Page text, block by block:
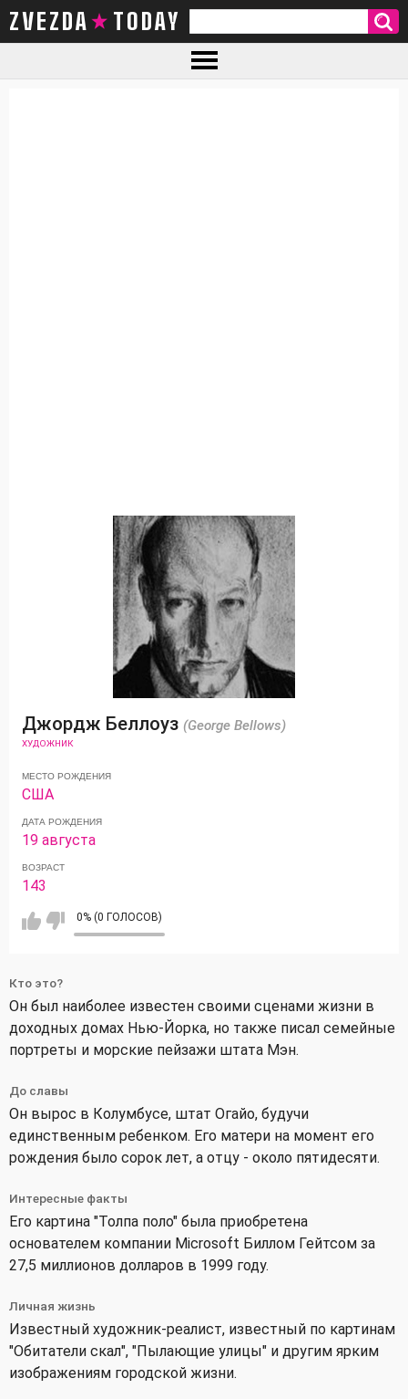
ZVEZDA TODAY
Джордж Беллоуз (George Bellows)
ХУДОЖНИК
МЕСТО РОЖДЕНИЯ
США
ДАТА РОЖДЕНИЯ
19 августа
ВОЗРАСТ
143
0% (0 ГОЛОСОВ)
Кто это?
Он был наиболее известен своими сценами жизни в
доходных домах Нью-Йорка, но также писал семейные
портреты и морские пейзажи штата Мэн.
До славы
Он вырос в Колумбусе, штат Огайо, будучи
единственным ребенком. Его матери на момент его
рождения было сорок лет, а отцу - около пятидесяти.
Интересные факты
Его картина "Толпа поло" была приобретена
основателем компании Microsoft Биллом Гейтсом за
27,5 миллионов долларов в 1999 году.
Личная жизнь
Известный художник-реалист, известный по картинам
"Обитатели скал", "Пылающие улицы" и другим ярким
изображениям городской жизни.